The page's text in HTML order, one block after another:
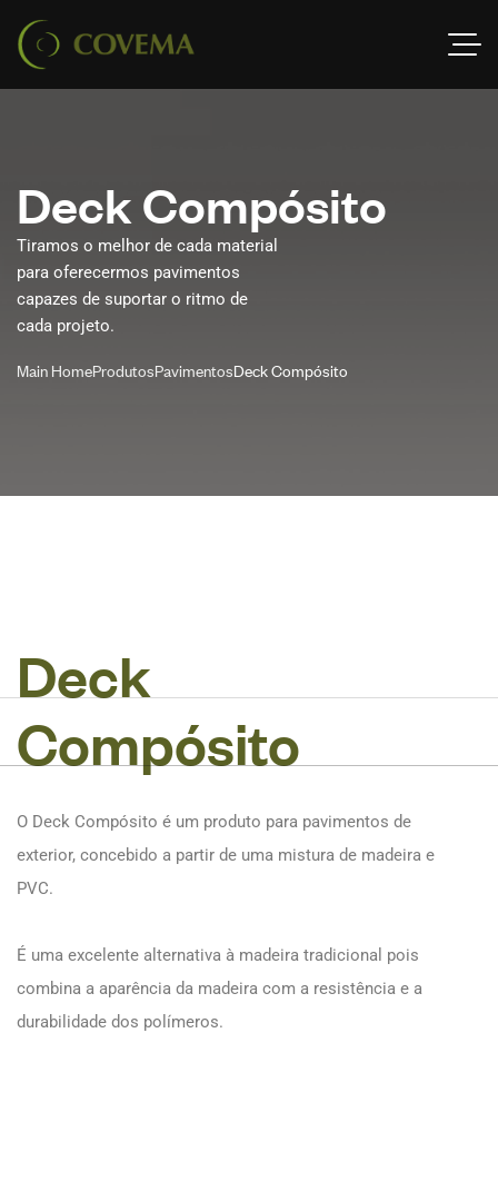
Deck Compósito
Tiramos o melhor de cada material
para oferecermos pavimentos
capazes de suportar o ritmo de
cada projeto.
Main HomeProdutosPavimentosDeck Compósito
Deck
Compósito
O Deck Compósito é um produto para pavimentos de
exterior, concebido a partir de uma mistura de madeira e
PVC.
É uma excelente alternativa à madeira tradicional pois
combina a aparência da madeira com a resistência e a
durabilidade dos polímeros.